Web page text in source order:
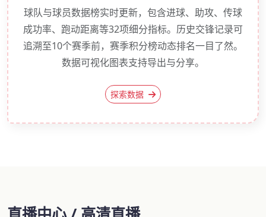
球队与球员数据榜实时更新，包含进球、助攻、传球
成功率、跑动距离等32项细分指标。历史交锋记录可
追溯至10个赛季前，赛季积分榜动态排名一目了然。
数据可视化图表支持导出与分享。
探索数据